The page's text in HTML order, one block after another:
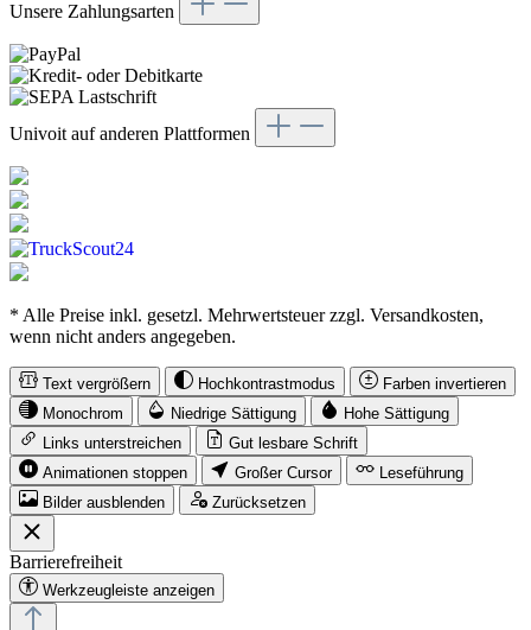
Unsere Zahlungsarten
Univoit auf anderen Plattformen
* Alle Preise inkl. gesetzl. Mehrwertsteuer zzgl. Versandkosten,
wenn nicht anders angegeben.
Text vergrößern Hochkontrastmodus
Farben invertieren
Monochrom
Niedrige Sättigung
Hohe Sättigung
Links unterstreichen
Gut lesbare Schrift
Animationen stoppen
Großer Cursor
Leseführung
Bilder ausblenden
Zurücksetzen
Barrierefreiheit
Werkzeugleiste anzeigen